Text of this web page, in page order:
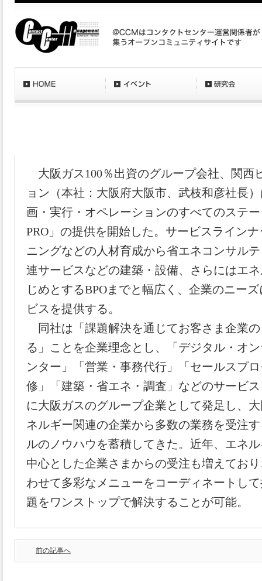
大阪ガス100％出資のグループ会社、関西
ョン（本社：大阪府大阪市、武枝和彦社長
画・実行・オペレーションのすべてのステ
PRO」の提供を開始した。サービスライン
ニングなどの人材育成から省エネコンサル
連サービスなどの建築・設備、さらにはエ
じめとするBPOまでと幅広く、企業のニー
ビスを提供する。
同社は「課題解決を通じてお客さま企業
る」ことを企業理念とし、「デジタル・オ
ンター」「営業・事務代行」「セールスプ
修」「建築・省エネ・調査」などのサービ
に大阪ガスのグループ企業として発足し、
ネルギー関連の企業から多数の業務を受注
ルのノウハウを蓄積してきた。近年、エネ
中心とした企業さまからの受注も増えてお
わせて多彩なメニューをコーディネートし
題をワンストップで解決することが可能。
前の記事へ